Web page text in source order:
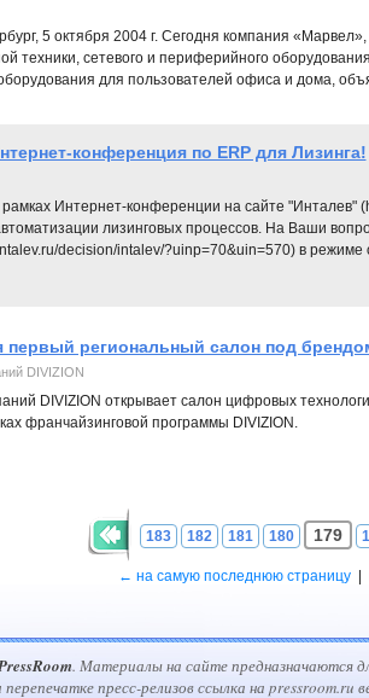
5 октября 2004 г. Сегодня компания
техники, сетевого и периферийного
для пользователей офиса и дома,
конференция по ERP для Лизинга!
рамках Интернет-конференции на сайте "Инталев"
лизинговых процессов. На Ваши
decision/intalev/?uinp=70&uin=570) в режиме
первый региональный салон под
DIVIZION
DIVIZION открывает салон цифровых
франчайзинговой программы DIVIZION.
183 182 181 180 179
← на самую последнюю страницу
. Материалы на сайте предназначаются
перепечатке пресс-релизов ссылка на pressroom.ru